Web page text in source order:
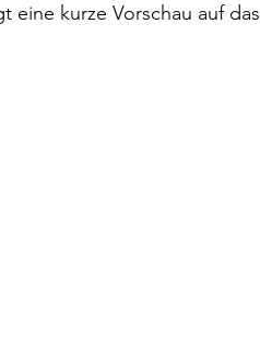
eine kurze Vorschau auf das